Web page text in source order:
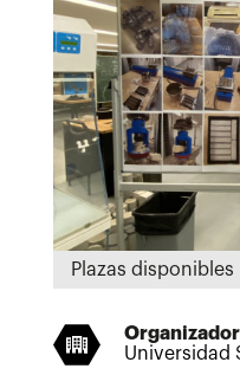
Plazas disponibles
Organizador
Universidad